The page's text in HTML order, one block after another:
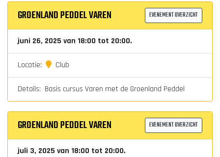
GROENLAND PEDDEL VAREN EVENEMENT OVERZICHT
juni 26, 2025 van 18:00 tot 20:00.
Locatie: Club
Details: Basis cursus Varen met de Groenland Peddel
GROENLAND PEDDEL VAREN EVENEMENT OVERZICHT
juli 3, 2025 van 18:00 tot 20:00.